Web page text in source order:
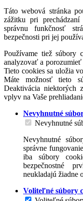
Táto webová stránka
zážitku pri
správnu funkčnosť
bezpečnosti pri jej
Používame tiež súbory
analyzovať a
Tieto cookies sa uložia
Máte možnosť tieto
Deaktivácia niektorých
vplyv na Vaše
Nevyhnutné
Nevyhnutné
Nevyhnutné
správne
iba súbory
bezpečnostné
neukladajú žiadne
Voliteľné súbory